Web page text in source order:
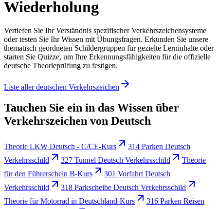
Wiederholung
Vertiefen Sie Ihr Verständnis spezifischer Verkehrszeichensysteme
oder testen Sie Ihr Wissen mit Übungsfragen. Erkunden Sie unsere
thematisch geordneten Schildergruppen für gezielte Lerninhalte oder
starten Sie Quizze, um Ihre Erkennungsfähigkeiten für die offizielle
deutsche Theorieprüfung zu festigen.
Liste aller deutschen Verkehrszeichen
Tauchen Sie ein in das Wissen über
Verkehrszeichen von Deutsch
Theorie LKW Deutsch - C/CE-Kurs
314 Parken Deutsch
Verkehrsschild
327 Tunnel Deutsch Verkehrsschild
Theorie
für den Führerschein B-Kurs
301 Vorfahrt Deutsch
Verkehrsschild
318 Parkscheibe Deutsch Verkehrsschild
Theorie für Motorrad in Deutschland-Kurs
316 Parken Reisen